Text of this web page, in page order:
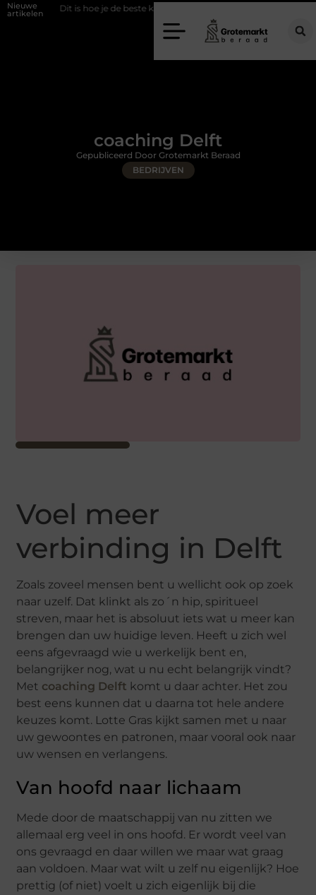
Nieuwe
artikelen
is hoe je de beste kapper in Arnhem kunt vinden
coaching Delft
BEDRIJVEN
Gepubliceerd Door Grotemarkt Beraad
Voel meer
verbinding in Delft
Zoals zoveel mensen bent u wellicht ook op zoek
naar uzelf. Dat klinkt als zo´n hip, spiritueel
streven, maar het is absoluut iets wat u meer kan
brengen dan uw huidige leven. Heeft u zich wel
eens afgevraagd wie u werkelijk bent en,
belangrijker nog, wat u nu echt belangrijk vindt?
Met coaching Delft komt u daar achter. Het zou
best eens kunnen dat u daarna tot hele andere
keuzes komt. Lotte Gras kijkt samen met u naar
uw gewoontes en patronen, maar vooral ook naar
uw wensen en verlangens.
Van hoofd naar lichaam
Mede door de maatschappij van nu zitten we
allemaal erg veel in ons hoofd. Er wordt veel van
ons gevraagd en daar willen we maar wat graag
aan voldoen. Maar wat wilt u zelf nu eigenlijk? Hoe
prettig (of niet) voelt u zich eigenlijk bij die